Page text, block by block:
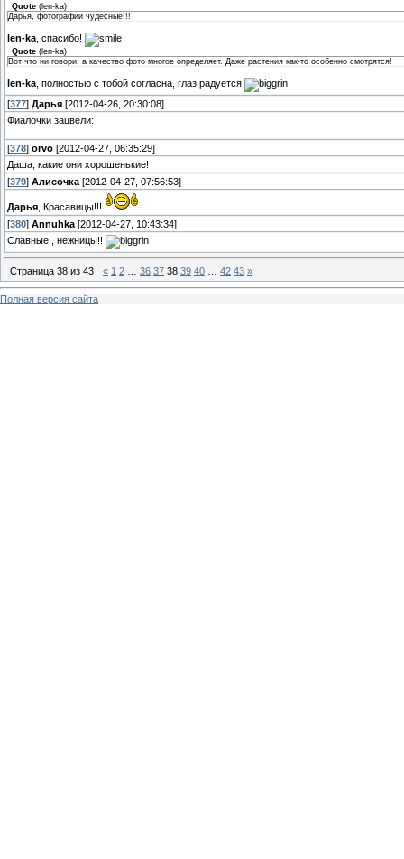
Quote ( len-ka)
Дарья, фотографии чудесные!!!
len-ka, спасибо!
Quote ( len-ka)
Вот что ни говори, а качество фото многое определяет. Даже растения как-то особенно смотрятся!
len-ka, полностью с тобой согласна, глаз радуется
[377] Дарья [2012-04-26, 20:30:08]
Фиалочки зацвели:
[378] orvo [2012-04-27, 06:35:29]
Даша, какие они хорошенькие!
[379] Алисочка [2012-04-27, 07:56:53]
Дарья , Красавицы!!!
[380] Annuhka [2012-04-27, 10:43:34]
Славные , нежницы!!
Страница 38 из 43 « 1 2 36 37 38 39 40 42 43 »
Полная версия сайта